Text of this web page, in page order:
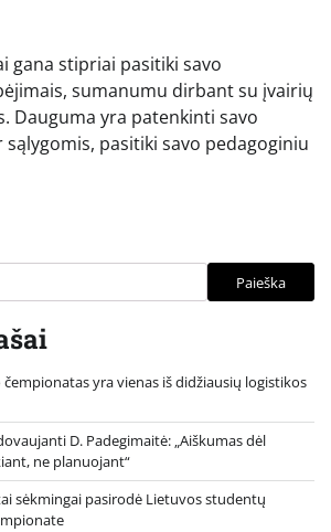
gana stipriai pasitiki savo
sumanumu dirbant su įvairių
Dauguma yra patenkinti savo
pasitiki savo pedagoginiu
Paieška
yra vienas iš didžiausių logistikos
D. Padegimaitė: „Aiškumas dėl
ne planuojant“
sėkmingai pasirodė Lietuvos studentų